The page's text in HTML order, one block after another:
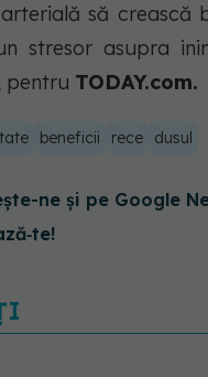
să crească
stresor asupra
pentru TODAY.com.
beneficii rece dusul
ne și pe Google